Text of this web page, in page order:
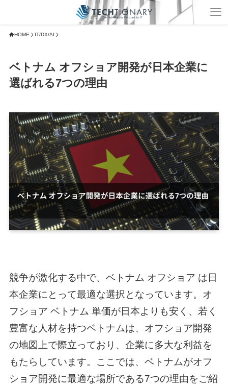
HOME IT/DX/AI
ベトナム オフショア開発が日本企業に
選ばれる7つの理由
競争が激化する中で、 ベトナム オフショア は日
本企業にとって最適な選択となっています。 オ
フショア ベトナム 単価が日本よりも安く、若く
豊富な人材を持つベトナムは、オフショア開発
の地図上で際立っており、企業に多大な利益を
もたらしています。ここでは、ベトナムがオフ
ショア開発に最適な場所である7つの理由をご紹